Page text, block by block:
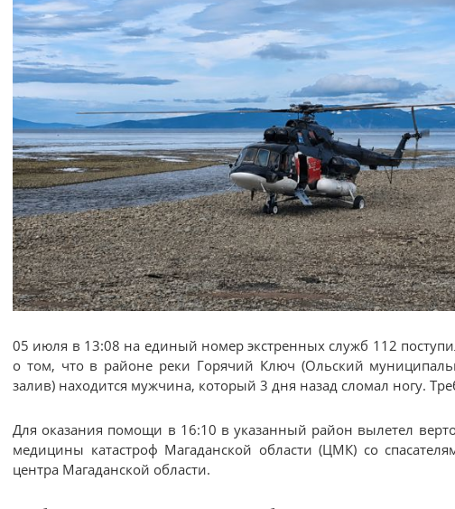
05 июля в 13:08 на единый номер экстренных служб 112
о том, что в районе реки Горячий Ключ (Ольский
залив) находится мужчина, который 3 дня назад сломал ногу.
Для оказания помощи в 16:10 в указанный район вылетел
медицины катастроф Магаданской области (ЦМК) со
центра Магаданской области.